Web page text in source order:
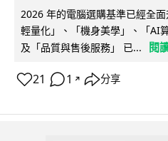
2026 年的電腦選購基準已經全
輕量化」、「機身美學」、「AI
及「品質與售後服務」 已...
閱
21 1 ↗ 分享